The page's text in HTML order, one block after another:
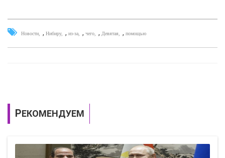
Новости , Нибиру , из-за , чего , Девятая , помощью
РЕКОМЕНДУЕМ